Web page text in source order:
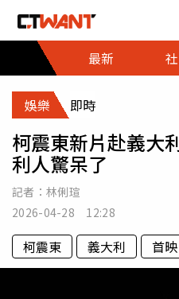
最新
娛樂 即時
柯震東新片赴義
利人驚呆了
記者： 林俐瑄
2026-04-28 12:28
柯震東 義大利 首映